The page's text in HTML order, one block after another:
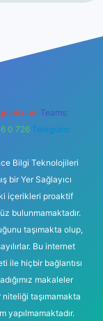
Teams:
0 726 Telegram:
Bilgi Teknolojileri
bir Yer Sağlayıcı
içerikleri proaktif
bulunmamaktadır.
taşımakta olup,
Bu internet
ile hiçbir bağlantısı
makaleler
taşımamakta
yapılmamaktadır.